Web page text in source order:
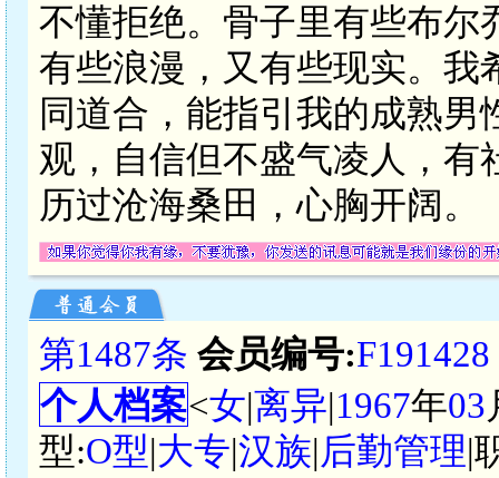
不懂拒绝。骨子里有些布尔
有些浪漫，又有些现实。我
同道合，能指引我的成熟
观，自信但不盛气凌人，有
历过沧海桑田，心胸开阔。
第1487条 会员编号:F191428
个人档案<女|离异|1967年03
型:O型|大专|汉族|后勤管理|